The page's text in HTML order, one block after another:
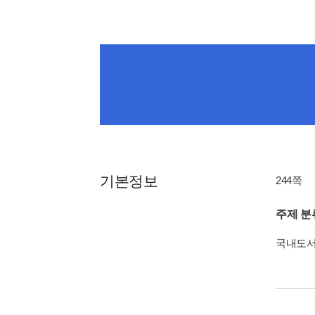
기본정보 244쪽
주제 분
국내도